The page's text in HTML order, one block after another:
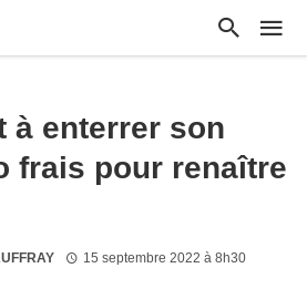
à enterrer son
frais pour renaître
15 septembre 2022 à 8h30